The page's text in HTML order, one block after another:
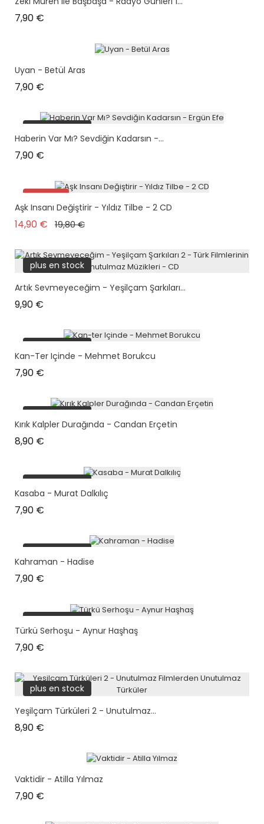
7,90 €
Uyan - Betül Aras
7,90 €
plus en stock
Haberin Var Mı? Sevdiğin Kadarsın -...
7,90 €
Promo !
plus en stock
Aşk Insanı Değiştirir - Yıldız Tilbe - 2 CD
14,90 € Prix de base
19,80 €Prix
plus en stock
Artık Sevmeyeceğim - Yeşilçam Şarkıları...
9,90 €
plus en stock
Kan-Ter Içinde - Mehmet Borukcu
7,90 €
plus en stock
Kırık Kalpler Durağında - Candan Erçetin
8,90 €
plus en stock
Kasaba - Murat Dalkılıç
7,90 €
plus en stock
Kahraman - Hadise
7,90 €
plus en stock
Türkü Serhoşu - Aynur Haşhaş
7,90 €
plus en stock
Yeşilçam Türküleri 2 - Unutulmaz...
8,90 €
Vaktidir - Atilla Yılmaz
7,90 €